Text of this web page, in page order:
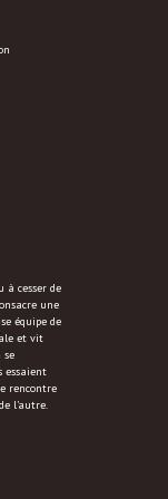
à cesser de
une
équipe de
et vit
se
essaient
rencontre
l’autre.